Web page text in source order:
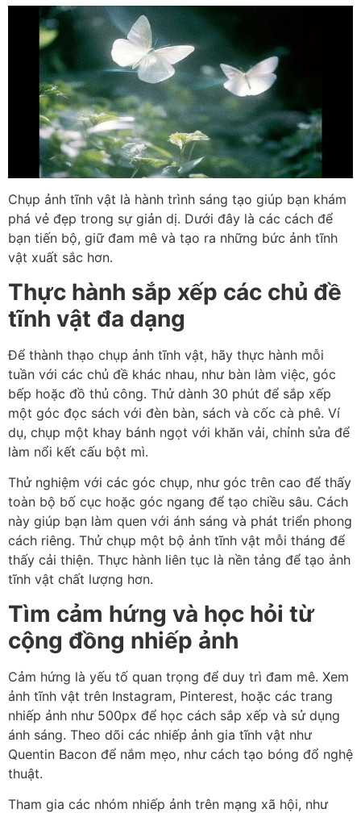
Chụp ảnh tĩnh vật là hành trình sáng tạo giúp bạn khám
phá vẻ đẹp trong sự giản dị. Dưới đây là các cách để
bạn tiến bộ, giữ đam mê và tạo ra những bức ảnh tĩnh
vật xuất sắc hơn.
Thực hành sắp xếp các chủ đề
tĩnh vật đa dạng
Để thành thạo chụp ảnh tĩnh vật, hãy thực hành mỗi
tuần với các chủ đề khác nhau, như bàn làm việc, góc
bếp hoặc đồ thủ công. Thử dành 30 phút để sắp xếp
một góc đọc sách với đèn bàn, sách và cốc cà phê. Ví
dụ, chụp một khay bánh ngọt với khăn vải, chỉnh sửa để
làm nổi kết cấu bột mì.
Thử nghiệm với các góc chụp, như góc trên cao để thấy
toàn bộ bố cục hoặc góc ngang để tạo chiều sâu. Cách
này giúp bạn làm quen với ánh sáng và phát triển phong
cách riêng. Thử chụp một bộ ảnh tĩnh vật mỗi tháng để
thấy cải thiện. Thực hành liên tục là nền tảng để tạo ảnh
tĩnh vật chất lượng hơn.
Tìm cảm hứng và học hỏi từ
cộng đồng nhiếp ảnh
Cảm hứng là yếu tố quan trọng để duy trì đam mê. Xem
ảnh tĩnh vật trên Instagram, Pinterest, hoặc các trang
nhiếp ảnh như 500px để học cách sắp xếp và sử dụng
ánh sáng. Theo dõi các nhiếp ảnh gia tĩnh vật như
Quentin Bacon để nắm mẹo, như cách tạo bóng đổ nghệ
thuật.
Tham gia các nhóm nhiếp ảnh trên mạng xã hội, như